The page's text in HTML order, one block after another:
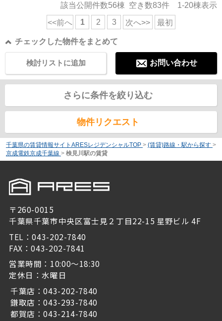
該当公開件数56棟 空き数83件 1-20棟表示
<<前へ 1 2 3 次へ>> 最初
チェックした物件をまとめて
お問い合わせ
検討リストに追加
さらに条件を絞り込む
物件リクエスト
千葉県の賃貸情報サイトARESレジデンシャルTOP > (賃貸)路線・駅から探す >
京成電鉄京成千葉線 > 検見川駅の賃貸
〒260-0015
千葉県千葉市中央区富士見２丁目22-15 星野ビル 4F
TEL：043-202-7840
FAX：043-202-7841
営業時間：10:00～18:30
定休日：水曜日
千葉店：043-202-7840
鎌取店：043-293-7840
都賀店：043-214-7840